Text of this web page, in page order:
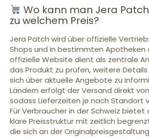
Wo kann man Jera
zu welchem Preis?
Jera Patch wird über offizielle
Shops und in bestimmten Apotheken
offizielle Website dient als zentrale
das Produkt zu prüfen, weitere
sich über aktuelle Angebote zu
Ländern erfolgt der Versand direkt
sodass Lieferzeiten je nach Standort
Für Verbraucher in der Schweiz bietet
klare Preisstruktur mit zeitlich
die sich an der